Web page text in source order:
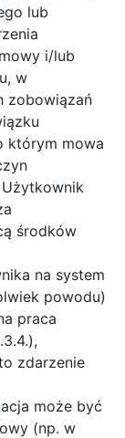
lub
i/lub
w
zobowiązań
którym mowa
środków
na system
powodu)
praca
zdarzenie
może być
(np. w